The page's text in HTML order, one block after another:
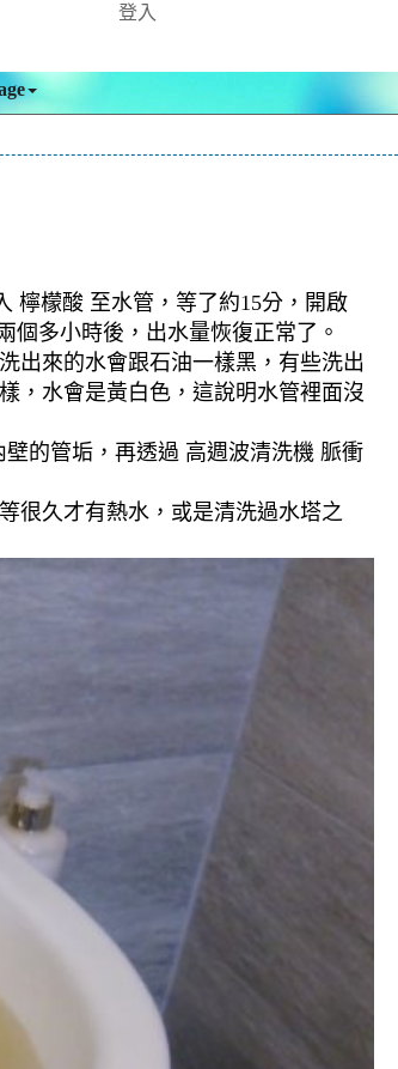
登入
檸檬酸 至水管，等了約15分，開啟
多小時後，出水量恢復正常了。
出來的水會跟石油一樣黑，有些洗出
，水會是黃白色，這說明水管裡面沒
的管垢，再透過 高週波清洗機 脈衝
很久才有熱水，或是清洗過水塔之